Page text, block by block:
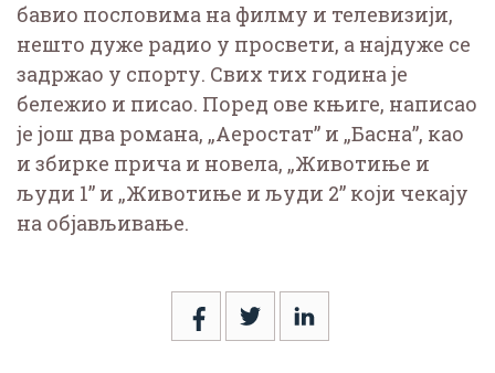
бавио пословима на филму и телевизији,
нешто дуже радио у просвети, а најдуже се
задржао у спорту. Свих тих година је
бележио и писао. Поред ове књиге, написао
је још два романа, „Аеростат” и „Басна”, као
и збирке прича и новела, „Животиње и
људи 1” и „Животиње и људи 2” који чекају
на објављивање.